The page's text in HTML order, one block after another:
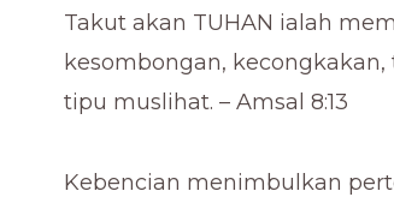
Takut akan TUHAN ialah
kesombongan,
tipu muslihat. – Amsal 8:13
Kebencian menimbulkan